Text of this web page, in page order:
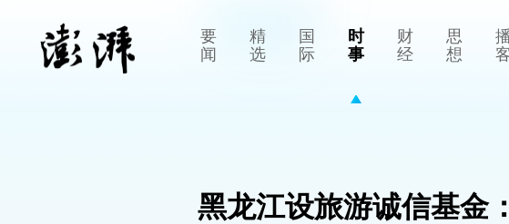
要
闻
精
选
国
际
时
事
财
经
思
想
黑龙江设旅游诚信基金